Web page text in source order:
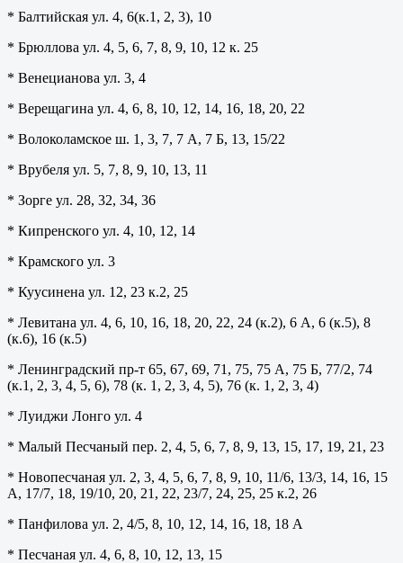
* Балтийская ул. 4, 6(к.1, 2, 3), 10
* Брюллова ул. 4, 5, 6, 7, 8, 9, 10, 12 к. 25
* Венецианова ул. 3, 4
* Верещагина ул. 4, 6, 8, 10, 12, 14, 16, 18, 20, 22
* Волоколамское ш. 1, 3, 7, 7 А, 7 Б, 13, 15/22
* Врубеля ул. 5, 7, 8, 9, 10, 13, 11
* Зорге ул. 28, 32, 34, 36
* Кипренского ул. 4, 10, 12, 14
* Крамского ул. 3
* Куусинена ул. 12, 23 к.2, 25
* Левитана ул. 4, 6, 10, 16, 18, 20, 22, 24 (к.2), 6 А, 6 (к.5), 8
(к.6), 16 (к.5)
* Ленинградский пр-т 65, 67, 69, 71, 75, 75 А, 75 Б, 77/2, 74
(к.1, 2, 3, 4, 5, 6), 78 (к. 1, 2, 3, 4, 5), 76 (к. 1, 2, 3, 4)
* Луиджи Лонго ул. 4
* Малый Песчаный пер. 2, 4, 5, 6, 7, 8, 9, 13, 15, 17, 19, 21, 23
* Новопесчаная ул. 2, 3, 4, 5, 6, 7, 8, 9, 10, 11/6, 13/3, 14, 16, 15
А, 17/7, 18, 19/10, 20, 21, 22, 23/7, 24, 25, 25 к.2, 26
* Панфилова ул. 2, 4/5, 8, 10, 12, 14, 16, 18, 18 А
* Песчаная ул. 4, 6, 8, 10, 12, 13, 15